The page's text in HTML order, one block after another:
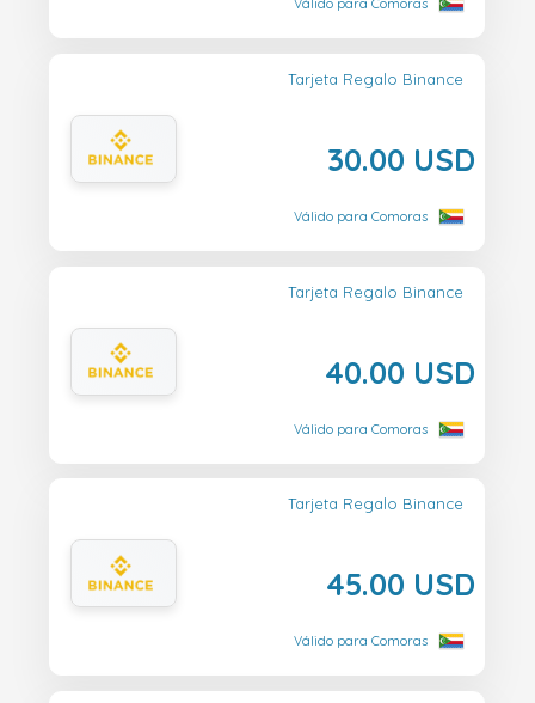
Válido para Comoras
Tarjeta Regalo Binance
30.00 USD
Válido para Comoras
Tarjeta Regalo Binance
40.00 USD
Válido para Comoras
Tarjeta Regalo Binance
45.00 USD
Válido para Comoras